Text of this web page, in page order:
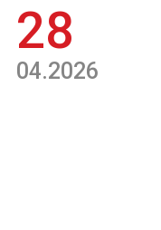
28
04.2026